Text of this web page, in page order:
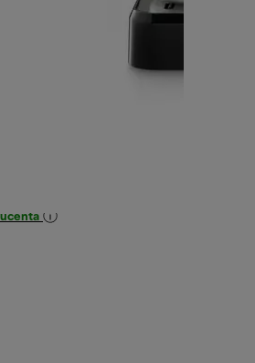
cena oryginalna 3599,00 zł
dostawa